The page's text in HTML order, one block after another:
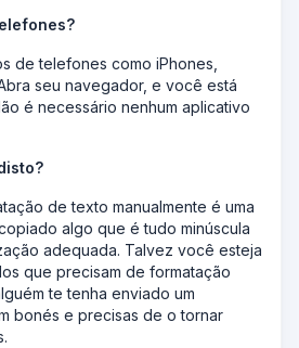
de telefones como iPhones,
seu navegador, e você está
é necessário nenhum aplicativo
de texto manualmente é uma
algo que é tudo minúscula
adequada. Talvez você esteja
que precisam de formatação
te tenha enviado um
bonés e precisas de o tornar